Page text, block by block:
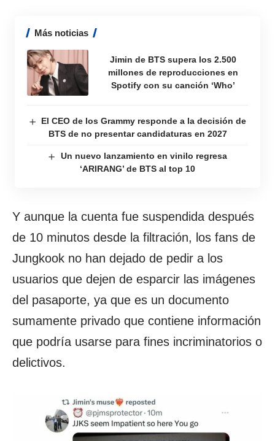
Más noticias
Jimin de BTS supera los 2.500
millones de reproducciones en
Spotify con su canción ‘Who’
El CEO de los Grammy responde a la decisión de
BTS de no presentar candidaturas en 2027
Un nuevo lanzamiento en vinilo regresa
‘ARIRANG’ de BTS al top 10
Y aunque la cuenta fue suspendida después
de 10 minutos desde la filtración, los fans de
Jungkook no han dejado de pedir a los
usuarios que dejen de esparcir las imágenes
del pasaporte, ya que es un documento
sumamente privado que contiene información
que podría usarse para fines incriminatorios o
delictivos.